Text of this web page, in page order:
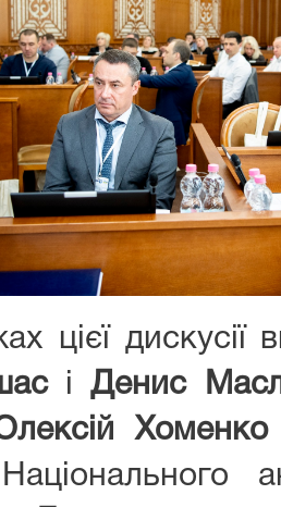
цієї дискусії
іДенис
Хоменко